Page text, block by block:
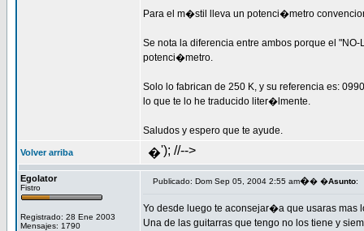
Para el m�stil lleva un potenci�metro
Se nota la diferencia entre ambos porque el
potenci�metro.
Solo lo fabrican de 250 K, y su referencia es:
lo que te lo he traducido liter�lmente.
Saludos y espero que te ayude.
Volver arriba �'); //-->
Egolator
Fistro
Registrado: 28 Ene 2003
Mensajes: 1790
Publicado: Dom Sep 05, 2004 2:55 am�� �Asunto:
Yo desde luego te aconsejar�a que usaras mas
Una de las guitarras que tengo no los tiene y